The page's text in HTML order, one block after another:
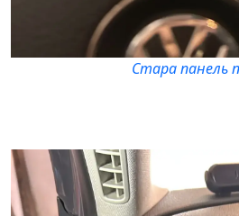
Стара панель